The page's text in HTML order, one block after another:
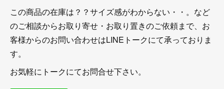
この商品の在庫は？？サイズ感がわからない・・。など
のご相談からお取り寄せ・お取り置きのご依頼まで、お
客様からのお問い合わせはLINEトークにて承っておりま
す。
お気軽にトークにてお問合せ下さい。